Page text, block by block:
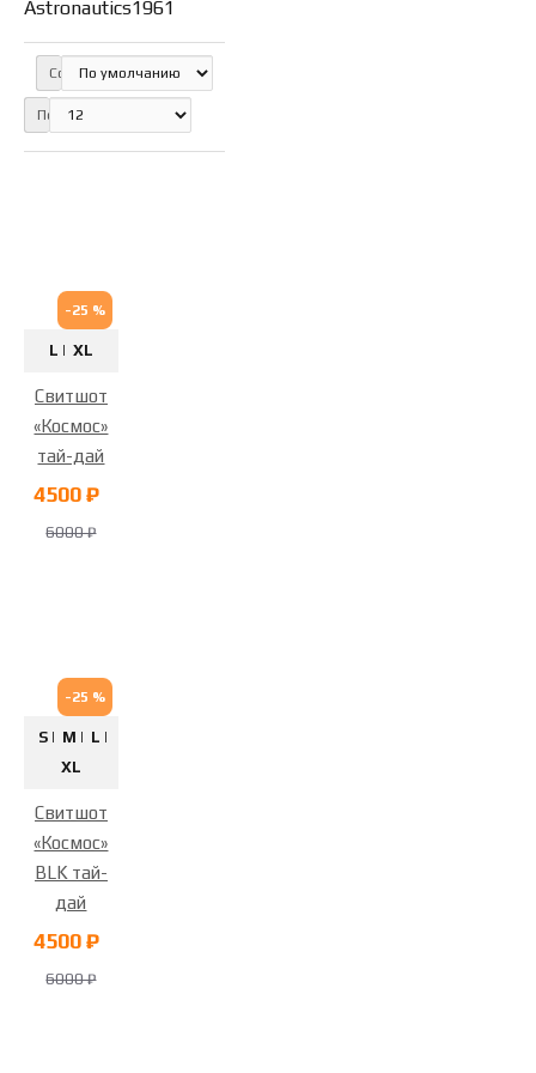
Astronautics1961
Сортировка:
Показать:
-25 %
L | XL
Свитшот
«Космос»
тай-дай
4500 ₽
6000 ₽
-25 %
S | M | L |
XL
Свитшот
«Космос»
BLK тай-
дай
4500 ₽
6000 ₽